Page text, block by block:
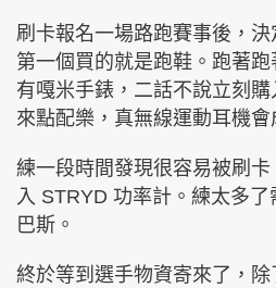
刷卡報名一場路跑賽事後，決
第一個買的就是跑鞋。跑著
有嘎米手錶，二話不說立刻
來點配樂，真無線運動耳機會
練一段時間發現很容易被刷
入 STRYD 功率計。練太多
巴斯。
終於等到選手物資寄來了，